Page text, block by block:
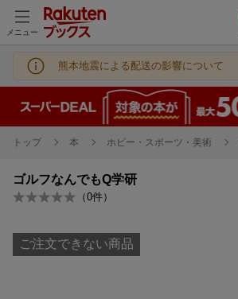
メニュー
熊本地震による配送の影響について
トップ 本 ホビー・スポーツ・美術
ゴルフなんでもQ学研
（0件）
ご注文できない商品